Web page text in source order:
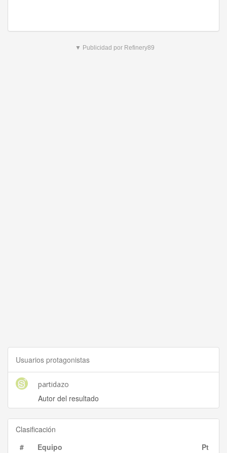
▼ Publicidad por Refinery89
Usuarios protagonistas
partidazo
Autor del resultado
Clasificación
#
Equipo
Pt